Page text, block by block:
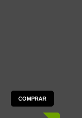
COMPRAR